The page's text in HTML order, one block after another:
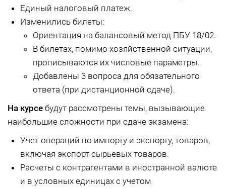
Единый налоговый платеж.
Изменились билеты:
Ориентация на балансовый метод ПБУ 18/02.
В билетах, помимо хозяйственной ситуации,
прописываются их числовые параметры.
Добавлены 3 вопроса для обязательного
ответа (при дистанционной сдаче).
На курсе будут рассмотрены темы, вызывающие
наибольшие сложности при сдаче экзамена:
Учет операций по импорту и экспорту, товаров,
включая экспорт сырьевых товаров.
Расчеты с контрагентами в иностранной валюте
и в условных единицах с учетом